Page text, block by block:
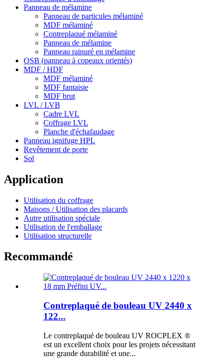
Panneau de mélamine
Panneau de particules mélaminé
MDF mélaminé
Contreplaqué mélaminé
Panneau de mélamine
Panneau rainuré en mélamine
OSB (panneau à copeaux orientés)
MDF / HDF
MDF mélaminé
MDF fantaisie
MDF brut
LVL / LVB
Cadre LVL
Coffrage LVL
Planche d'échafaudage
Panneau ignifuge HPL
Revêtement de porte
Sol
Application
Utilisation du coffrage
Maisons / Utilisation des placards
Autre utilisation spéciale
Utilisation de l'emballage
Utilisation structurelle
Recommandé
Contreplaqué de bouleau UV 2440 x
122...
Le contreplaqué de bouleau UV ROCPLEX ®
est un excellent choix pour les projets nécessitant
une grande durabilité et une...